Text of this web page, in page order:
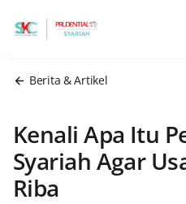
Berita & Artikel
Kenali Apa Itu
Syariah Agar
Riba